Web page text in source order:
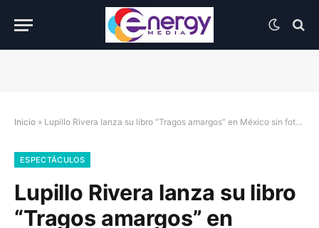
Inicio » Lupillo Rivera lanza su libro “Tragos amargos” en México sin fotos de Belinda: “No fue por miedo”
ESPECTÁCULOS
Lupillo Rivera lanza su libro
“Tragos amargos” en